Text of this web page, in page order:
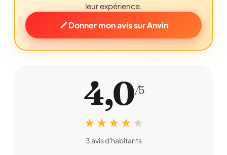
leur expérience.
Donner mon avis sur Anvin
4,0/5
★ ★ ★ ★ ★
3 avis d'habitants